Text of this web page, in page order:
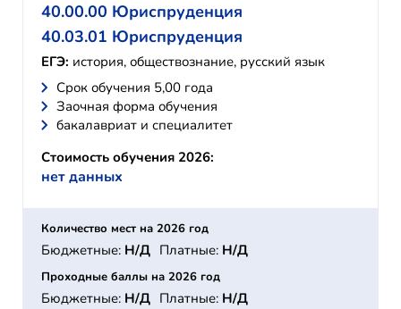
40.00.00 Юриспруденция
40.03.01 Юриспруденция
ЕГЭ: история, обществознание, русский язык
Cрок обучения 5,00 года
Заочная форма обучения
бакалавриат и специалитет
Стоимость обучения 2026:
нет данных
Количество мест на 2026 год
Бюджетные: Н/Д Платные: Н/Д
Проходные баллы на 2026 год
Бюджетные: Н/Д Платные: Н/Д